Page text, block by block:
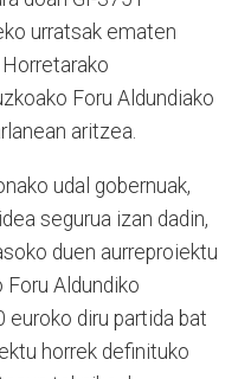
urratsak ematen
Foru Aldundiako
aritzea.
udal gobernuak,
segurua izan dadin,
duen aurreproiektu
Foru Aldundiko
euroko diru partida bat
horrek definituko